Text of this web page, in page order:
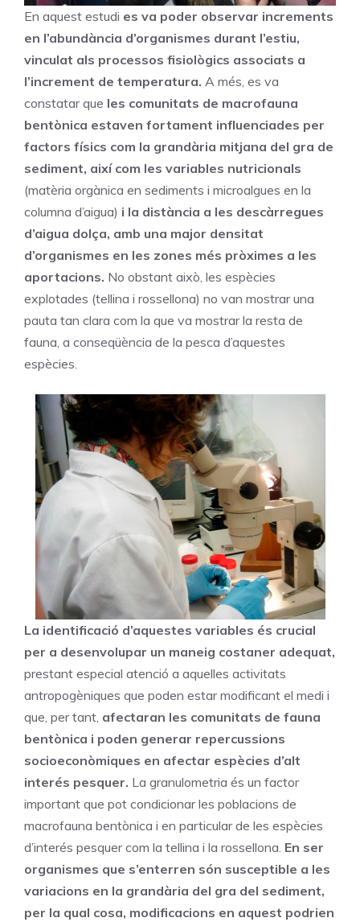
En aquest estudi es va poder observar increments
en l’abundància d’organismes durant l’estiu,
vinculat als processos fisiològics associats a
l’increment de temperatura. A més, es va
constatar que les comunitats de macrofauna
bentònica estaven fortament influenciades per
factors físics com la grandària mitjana del gra de
sediment, així com les variables nutricionals
(matèria orgànica en sediments i microalgues en la
columna d’aigua) i la distància a les descàrregues
d’aigua dolça, amb una major densitat
d’organismes en les zones més pròximes a les
aportacions. No obstant això, les espècies
explotades (tellina i rossellona) no van mostrar una
pauta tan clara com la que va mostrar la resta de
fauna, a conseqüència de la pesca d’aquestes
espècies.
La identificació d’aquestes variables és crucial
per a desenvolupar un maneig costaner adequat,
prestant especial atenció a aquelles activitats
antropogèniques que poden estar modificant el medi i
que, per tant, afectaran les comunitats de fauna
bentònica i poden generar repercussions
socioeconòmiques en afectar espècies d’alt
interés pesquer. La granulometria és un factor
important que pot condicionar les poblacions de
macrofauna bentònica i en particular de les espècies
d’interés pesquer com la tellina i la rossellona. En ser
organismes que s’enterren són susceptible a les
variacions en la grandària del gra del sediment,
per la qual cosa, modificacions en aquest podrien